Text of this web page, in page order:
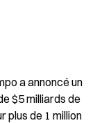
a annoncé un
$5 milliards de
plus de 1 million